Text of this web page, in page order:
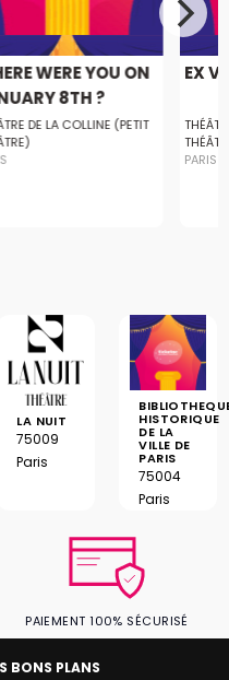
WERE YOU ON
8TH ?
DE LA COLLINE (PETIT
EX
PARIS
LA NUIT
75009
Paris
HISTORIQUE
DE LA
VILLE DE
PARIS
75004
Paris
PAIEMENT 100% SÉCURISÉ
BONS PLANS